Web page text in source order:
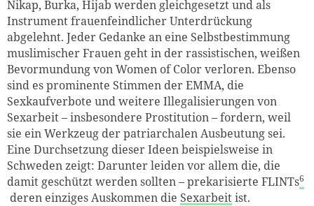
Nikap, Burka, Hijab werden gleichgesetzt und als
Instrument frauenfeindlicher Unterdrückung
abgelehnt. Jeder Gedanke an eine Selbstbestimmung
muslimischer Frauen geht in der rassistischen, weißen
Bevormundung von Women of Color verloren. Ebenso
sind es prominente Stimmen der EMMA, die
Sexkaufverbote und weitere Illegalisierungen von
Sexarbeit – insbesondere Prostitution – fordern, weil
sie ein Werkzeug der patriarchalen Ausbeutung sei.
Eine Durchsetzung dieser Ideen beispielsweise in
Schweden zeigt: Darunter leiden vor allem die, die
damit geschützt werden sollten – prekarisierte FLINTs6
deren einziges Auskommen die Sexarbeitist.